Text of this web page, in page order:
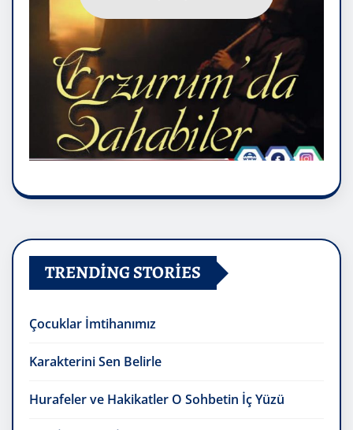
TRENDING STORIES
Çocuklar İmtihanımız
Karakterini Sen Belirle
Hurafeler ve Hakikatler O Sohbetin İç Yüzü